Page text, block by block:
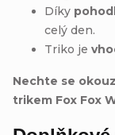
Díky
celý den.
Triko je
Nechte se
trikem Fox Fox